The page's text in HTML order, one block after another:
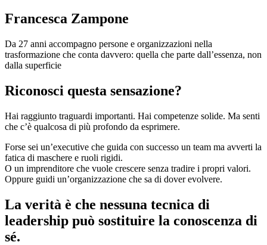
Francesca Zampone
Da 27 anni accompagno persone e organizzazioni nella
trasformazione che conta davvero: quella che parte dall’essenza, non
dalla superficie
Riconosci questa sensazione?
Hai raggiunto traguardi importanti. Hai competenze solide. Ma senti
che c’è qualcosa di più profondo da esprimere.
Forse sei un’executive che guida con successo un team ma avverti la
fatica di maschere e ruoli rigidi.
O un imprenditore che vuole crescere senza tradire i propri valori.
Oppure guidi un’organizzazione che sa di dover evolvere.
La verità è che nessuna tecnica di
leadership può sostituire la conoscenza di
sé.